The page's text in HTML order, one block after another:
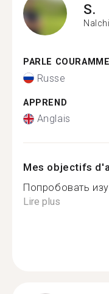
S.
PARLE
Russe
APPREND
Anglais
Mes objectifs
Попробовать
Lire plus